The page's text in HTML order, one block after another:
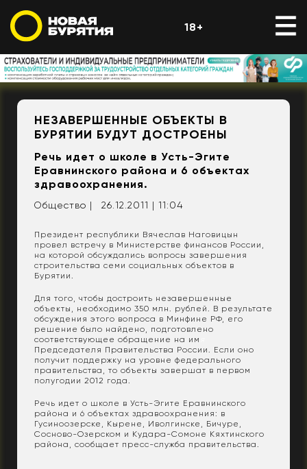
18+
НЕЗАВЕРШЕННЫЕ ОБЪЕКТЫ В
БУРЯТИИ БУДУТ ДОСТРОЕНЫ
Речь идет о школе в Усть-Эгите
Еравнинского района и 6 объектах
здравоохранения.
Общество | 26.12.2011 | 11:04
Президент республики Вячеслав Наговицын
провел встречу в Министерстве финансов России,
на которой обсуждались вопросы завершения
строительства семи социальных объектов в
Бурятии.
Для того, чтобы достроить незавершенные
объекты, необходимо 350 млн. рублей. В результате
обсуждения этого вопроса в Минфине РФ, его
решение было найдено, подготовлено
соответствующее обращение на им
Председателя Правительства России. Если оно
получит поддержку на уровне федерального
правительства, то объекты завершат в первом
полугодии 2012 года.
Речь идет о школе в Усть-Эгите Еравнинского
района и 6 объектах здравоохранения: в
Гусиноозерске, Кырене, Иволгинске, Бичуре,
Сосново-Озерском и Кудара-Сомоне Кяхтинского
района, сообщает пресс-служба правительства.